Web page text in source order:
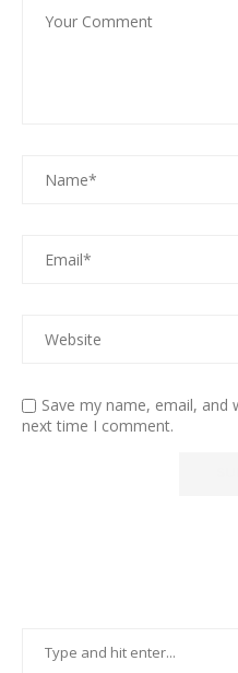
Save my name, email,
next time I comment.